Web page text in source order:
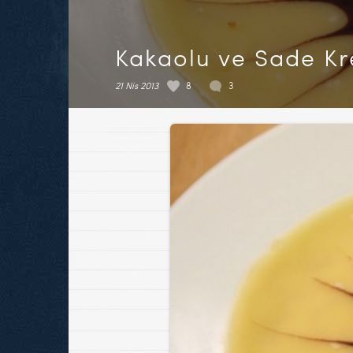
Kakaolu ve Sade
21 Nis 2013 8 3